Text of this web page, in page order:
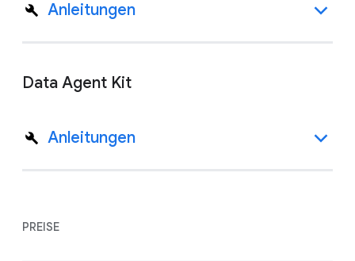
Anleitungen
Data Agent Kit
Anleitungen
PREISE